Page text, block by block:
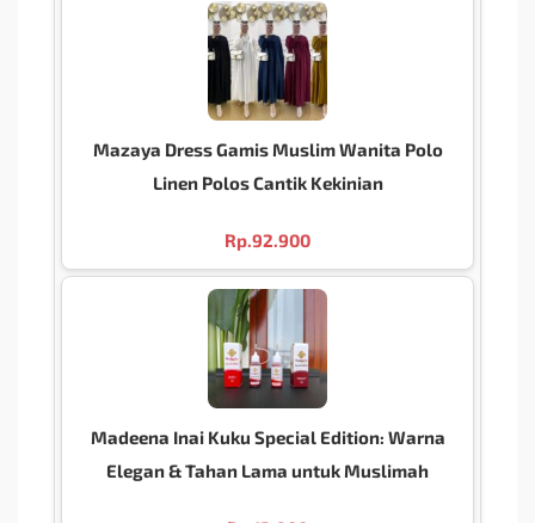
Mazaya Dress Gamis Muslim Wanita Polo
Linen Polos Cantik Kekinian
Rp.92.900
Madeena Inai Kuku Special Edition: Warna
Elegan & Tahan Lama untuk Muslimah